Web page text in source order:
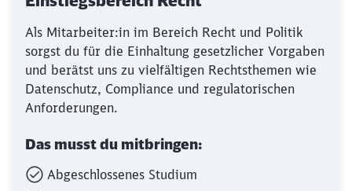
Als Mitarbeiter:in im Bereich Recht und Politik
sorgst du für die Einhaltung gesetzlicher Vorgaben
und berätst uns zu vielfältigen Rechtsthemen wie
Datenschutz, Compliance und regulatorischen
Anforderungen.
Das musst du mitbringen:
Abgeschlossenes Studium